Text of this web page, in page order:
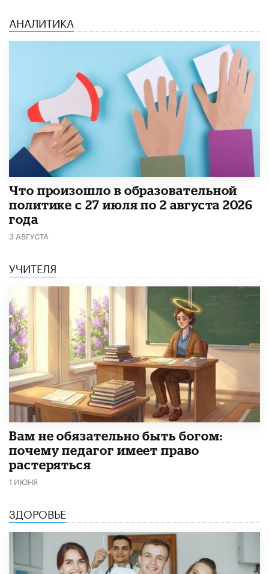
АНАЛИТИКА
​Что произошло в образовательной
политике с 27 июля по 2 августа 2026
года
3 АВГУСТА
УЧИТЕЛЯ
​Вам не обязательно быть богом:
почему педагог имеет право
растеряться
1 ИЮНЯ
ЗДОРОВЬЕ